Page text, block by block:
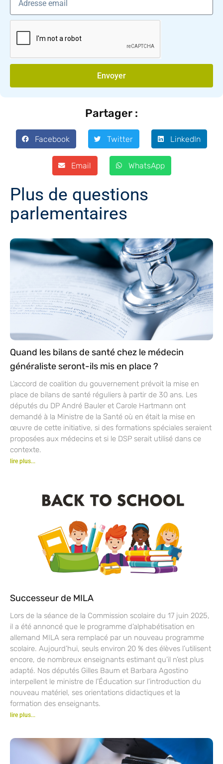
Envoyer
Partager :
Facebook Twitter LinkedIn
Email WhatsApp
Plus de questions
parlementaires
Quand les bilans de santé chez le médecin
généraliste seront-ils mis en place ?
L’accord de coalition du gouvernement prévoit la mise en
place de bilans de santé réguliers à partir de 30 ans. Les
députés du DP André Bauler et Carole Hartmann ont
demandé à la Ministre de la Santé où en était la mise en
œuvre de cette initiative, si des formations spéciales seraient
proposées aux médecins et si le DSP serait utilisé dans ce
contexte.
lire plus...
Successeur de MILA
Lors de la séance de la Commission scolaire du 17 juin 2025,
il a été annoncé que le programme d’alphabétisation en
allemand MILA sera remplacé par un nouveau programme
scolaire. Aujourd’hui, seuls environ 20 % des élèves l’utilisent
encore, de nombreux enseignants estimant qu’il n’est plus
adapté. Nos députés Gilles Baum et Barbara Agostino
interpellent le ministre de l’Éducation sur l’introduction du
nouveau matériel, ses orientations didactiques et la
formation des enseignants.
lire plus...